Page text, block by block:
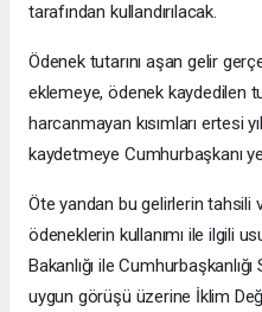
tarafından kullandırılacak.
Ödenek tutarını aşan gelir
eklemeye, ödenek kaydedilen
harcanmayan kısımları ertesi
kaydetmeye Cumhurbaşkanı
Öte yandan bu gelirlerin tahsili
ödeneklerin kullanımı ile ilgili
Bakanlığı ile
uygun görüşü üzerine İklim